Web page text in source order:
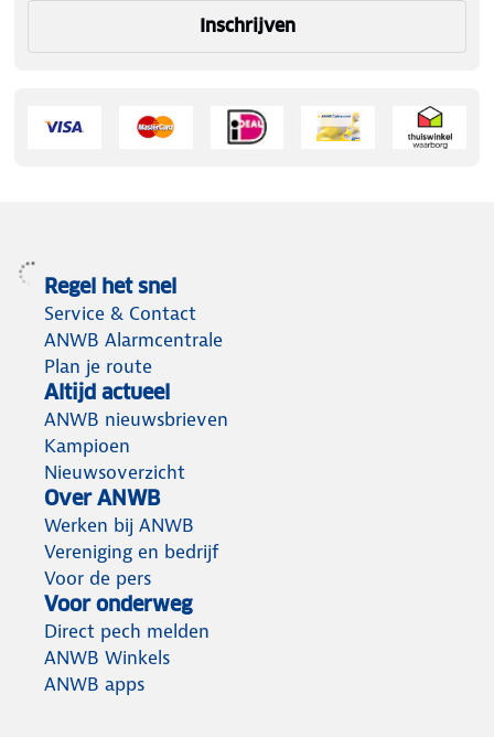
Inschrijven
Regel het snel
Service & Contact
ANWB Alarmcentrale
Plan je route
Altijd actueel
ANWB nieuwsbrieven
Kampioen
Nieuwsoverzicht
Over ANWB
Werken bij ANWB
Vereniging en bedrijf
Voor de pers
Voor onderweg
Direct pech melden
ANWB Winkels
ANWB apps